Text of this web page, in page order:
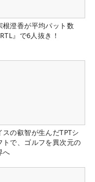
根澄香が平均パット数
』で6人抜き！
スの叡智が生んだTPTシ
トで、ゴルフを異次元の
へ